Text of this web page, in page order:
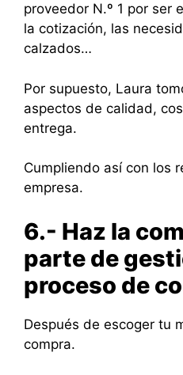
proveedor N.º 1 por ser
la cotización, las
calzados…
Por supuesto, Laura
aspectos de calidad,
entrega.
Cumpliendo así con los
empresa.
6.- Haz la
parte de
proceso de
Después de escoger tu
compra.